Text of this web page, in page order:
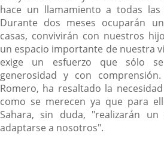
hace un llamamiento a todas
Durante dos meses ocuparán
casas, convivirán con nuestros
un espacio importante de nuestra
exige un esfuerzo que sólo
generosidad y con comprensión.
Romero, ha resaltado la
como se merecen ya que para
Sahara, sin duda, "realizarán
adaptarse a nosotros".